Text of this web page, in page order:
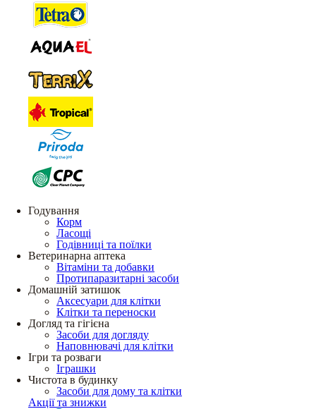
Годування
Корм
Ласощі
Годівниці та поїлки
Ветеринарна аптека
Вітаміни та добавки
Протипаразитарні засоби
Домашній затишок
Аксесуари для клітки
Клітки та переноски
Догляд та гігієна
Засоби для догляду
Наповнювачі для клітки
Ігри та розваги
Іграшки
Чистота в будинку
Засоби для дому та клітки
Акції та знижки